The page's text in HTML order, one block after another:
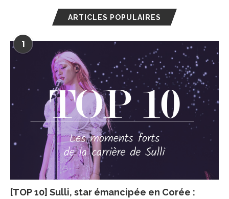
ARTICLES POPULAIRES
1
[TOP 10] Sulli, star émancipée en Corée :